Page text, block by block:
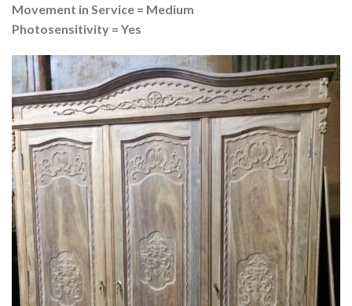
Movement in Service = Medium
Photosensitivity = Yes